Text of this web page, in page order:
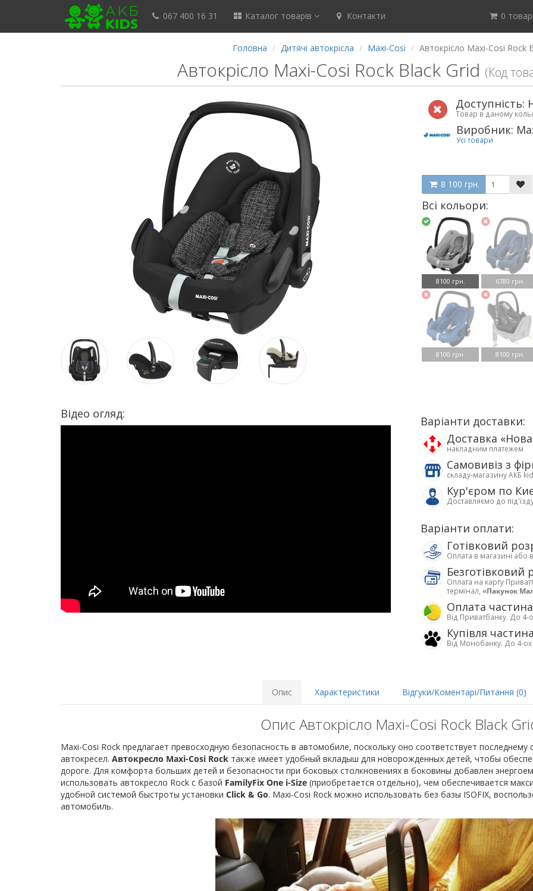
067 400 16 31 Каталог товарів Контакти 0
Головна Дитячі автокрісла Maxi-Cosi Автокрісло Maxi-Cosi Rock
Автокрісло Maxi-Cosi Rock Black Grid (Код
Відео огляд:
Доступність:
Товар в даному
Виробник:
Усі товари
8 100 грн.
Всі кольори:
8100 грн. 6780 грн.
8100 грн. 8100 грн.
Варіанти доставки:
Доставка
накладним платежем
Самовивіз з
складу-магазину АКБ
Кур'єром по
Доставляємо до
Варіанти оплати:
Готівковий
Оплата в магазині або
Безготівковий
Оплата на карту
термінал, «Пакунок
Оплата
Від Приватбанку. До 4-
Купівля
Від Монобанку. До 4-ох
Опис Характеристики Відгуки/Коментарі/Питання (0)
Опис Автокрісло Maxi-Cosi Rock Black
Maxi-Cosi Rock предлагает превосходную безопасность в автомобиле, поскольку оно соответствует последнему
автокресел. Автокресло Maxi-Cosi Rock также имеет удобный вкладыш для новорожденных детей, чтобы
дороге. Для комфорта больших детей и безопасности при боковых столкновениях в боковины добавлен
использовать автокресло Rock с базой FamilyFix One i-Size (приобретается отдельно), чем обеспечивается
удобной системой быстроты установки Click & Go. Maxi-Cosi Rock можно использовать без базы ISOFIX,
автомобиль.